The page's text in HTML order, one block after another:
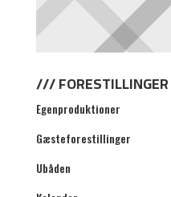
/// FORESTILLINGER
Egenproduktioner
Gæsteforestillinger
Ubåden